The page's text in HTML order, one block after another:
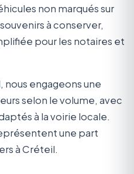
non marqués sur
à conserver,
pour les notaires et
nous engageons une
selon le volume, avec
à la voirie locale.
une part
à Créteil.